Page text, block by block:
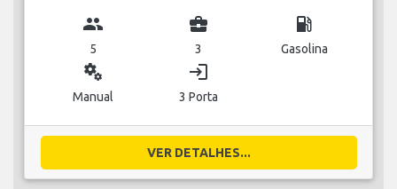
group
5
business_center
3
local_gas_station
Gasolina
miscellaneous_services
Manual
login
3 Porta
VER DETALHES...